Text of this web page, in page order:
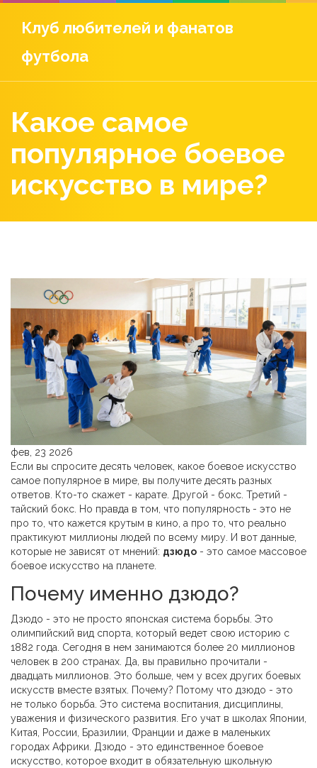
Клуб любителей и фанатов
футбола
Какое самое
популярное боевое
искусство в мире?
фев, 23 2026
Если вы спросите десять человек, какое боевое искусство
самое популярное в мире, вы получите десять разных
ответов. Кто-то скажет - карате. Другой - бокс. Третий -
тайский бокс. Но правда в том, что популярность - это не
про то, что кажется крутым в кино, а про то, что реально
практикуют миллионы людей по всему миру. И вот данные,
которые не зависят от мнений: дзюдо - это самое массовое
боевое искусство на планете.
Почему именно дзюдо?
Дзюдо - это не просто японская система борьбы. Это
олимпийский вид спорта, который ведет свою историю с
1882 года. Сегодня в нем занимаются более 20 миллионов
человек в 200 странах. Да, вы правильно прочитали -
двадцать миллионов. Это больше, чем у всех других боевых
искусств вместе взятых. Почему? Потому что дзюдо - это
не только борьба. Это система воспитания, дисциплины,
уважения и физического развития. Его учат в школах Японии,
Китая, России, Бразилии, Франции и даже в маленьких
городах Африки. Дзюдо - это единственное боевое
искусство, которое входит в обязательную школьную